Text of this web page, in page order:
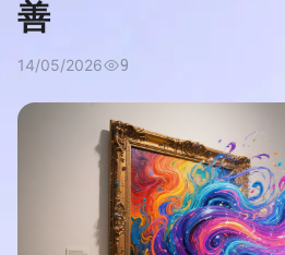
善
14/05/2026 9